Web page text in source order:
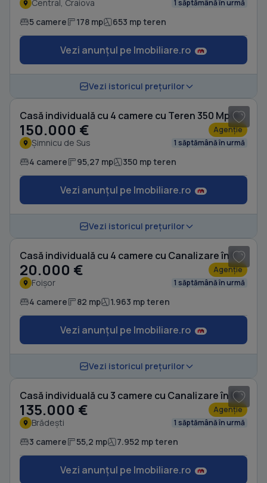
Central, Craiova 1 săptămână în urmă
5 camere 178 mp 653 mp teren
Vezi anunțul pe Imobiliare.ro
Vezi istoricul prețurilor
Casă individuală cu 4 camere cu Teren 350 Mp în Șimnicu de Sus
150.000 € Agenție
Șimnicu de Sus 1 săptămână în urmă
4 camere 95,27 mp 350 mp teren
Vezi anunțul pe Imobiliare.ro
Vezi istoricul prețurilor
Casă individuală cu 4 camere cu Canalizare în Foișor
20.000 € Agenție
Foișor 1 săptămână în urmă
4 camere 82 mp 1.963 mp teren
Vezi anunțul pe Imobiliare.ro
Vezi istoricul prețurilor
Casă individuală cu 3 camere cu Canalizare în Brădești
135.000 € Agenție
Brădești 1 săptămână în urmă
3 camere 55,2 mp 7.952 mp teren
Vezi anunțul pe Imobiliare.ro